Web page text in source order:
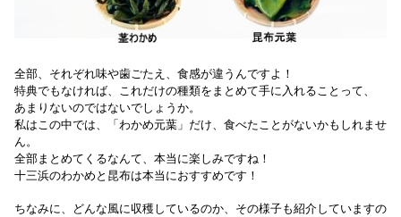
全部、それぞれ味や歯ごたえ、食感が違うんですよ！
特典でもなければ、これだけの種類をまとめて手に入れることって、
あまりないのではないでしょうか。
私はこの中では、「わかめ元葉」だけ、食べたことがないかもしれませ
ん。
全部まとめてくるなんて、本当に楽しみですね！
十三浜のわかめと昆布は本当におすすめです！
ちなみに、どんな風に収穫しているのか、その様子も紹介していますの